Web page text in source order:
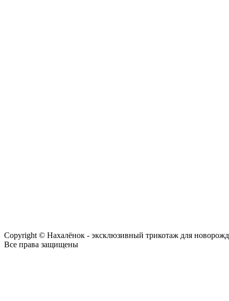
Copyright © Нахалёнок - эксклюзивный трикотаж для
Все права защищены